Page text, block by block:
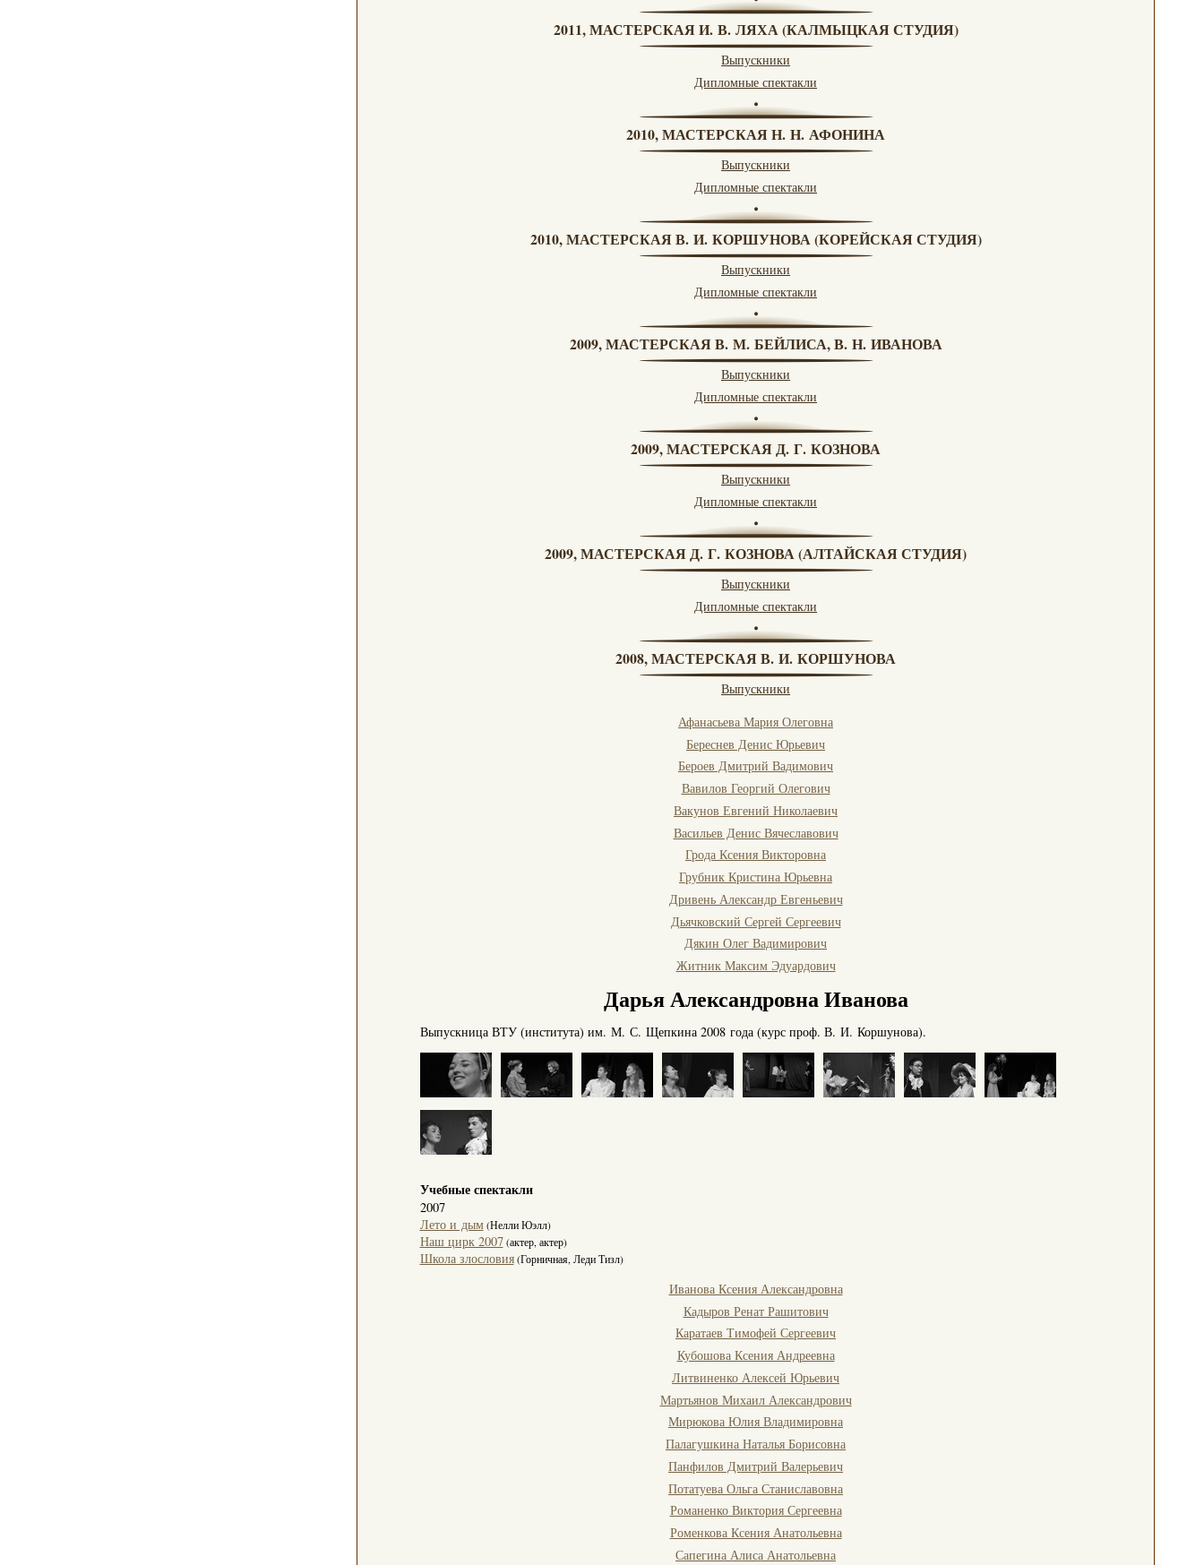
2011, МАСТЕРСКАЯ И. В. ЛЯХА (КАЛМЫЦКАЯ СТУДИЯ)
Выпускники
Дипломные спектакли
2010, МАСТЕРСКАЯ Н. Н. АФОНИНА
Выпускники
Дипломные спектакли
2010, МАСТЕРСКАЯ В. И. КОРШУНОВА (КОРЕЙСКАЯ СТУДИЯ)
Выпускники
Дипломные спектакли
2009, МАСТЕРСКАЯ В. М. БЕЙЛИСА, В. Н. ИВАНОВА
Выпускники
Дипломные спектакли
2009, МАСТЕРСКАЯ Д. Г. КОЗНОВА
Выпускники
Дипломные спектакли
2009, МАСТЕРСКАЯ Д. Г. КОЗНОВА (АЛТАЙСКАЯ СТУДИЯ)
Выпускники
Дипломные спектакли
2008, МАСТЕРСКАЯ В. И. КОРШУНОВА
Выпускники
Афанасьева Мария Олеговна
Береснев Денис Юрьевич
Бероев Дмитрий Вадимович
Вавилов Георгий Олегович
Вакунов Евгений Николаевич
Васильев Денис Вячеславович
Грода Ксения Викторовна
Грубник Кристина Юрьевна
Дривень Александр Евгеньевич
Дьячковский Сергей Сергеевич
Дякин Олег Вадимирович
Житник Максим Эдуардович
Дарья Александровна Иванова
Выпускница ВТУ (института) им. М. С. Щепкина 2008 года (курс проф. В. И. Коршунова).
Учебные спектакли
2007
Лето и дым(Нелли Юэлл)
Наш цирк 2007(актер, актер)
Школа злословия(Горничная, Леди Тизл)
Иванова Ксения Александровна
Кадыров Ренат Рашитович
Каратаев Тимофей Сергеевич
Кубошова Ксения Андреевна
Литвиненко Алексей Юрьевич
Мартьянов Михаил Александрович
Мирюкова Юлия Владимировна
Палагушкина Наталья Борисовна
Панфилов Дмитрий Валерьевич
Потатуева Ольга Станиславовна
Романенко Виктория Сергеевна
Роменкова Ксения Анатольевна
Сапегина Алиса Анатольевна